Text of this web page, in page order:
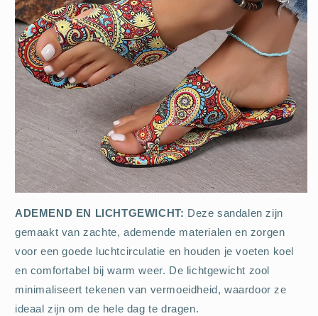
ADEMEND EN LICHTGEWICHT: Deze sandalen zijn
gemaakt van zachte, ademende materialen en zorgen
voor een goede luchtcirculatie en houden je voeten koel
en comfortabel bij warm weer. De lichtgewicht zool
minimaliseert tekenen van vermoeidheid, waardoor ze
ideaal zijn om de hele dag te dragen.